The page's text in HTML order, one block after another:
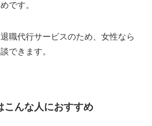
です。
職代行サービスのため、女性なら
できます。
こんな人におすすめ